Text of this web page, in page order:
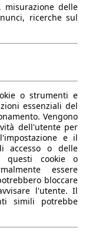
misurazione delle
ricerche sul
o strumenti e
essenziali del
Vengono
dell'utente per
e il
accesso o delle
questi cookie o
essere
bloccare
l'utente. Il
simili potrebbe